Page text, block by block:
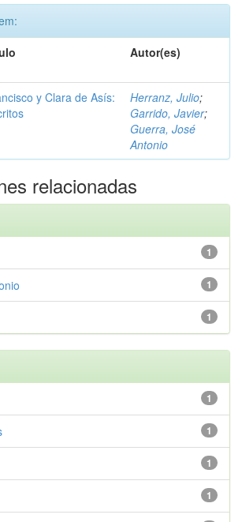
Autor(es)
y Clara de Asís:
Herranz, Julio;
Garrido, Javier;
Guerra, José
Antonio
relacionadas
1
1
1
1
1
1
1